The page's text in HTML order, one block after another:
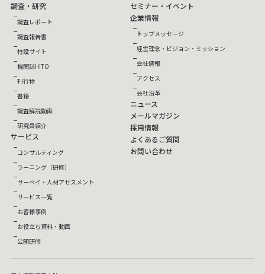
調査・研究
調査レポート
調査報告書
特設サイト
機関誌HITO
刊行物
書籍
調査解説動画
研究員紹介
サービス
コンサルティング
ラーニング（研修）
サーベイ・人材アセスメント
サービス一覧
お客様事例
お役立ち資料・動画
公開研修
セミナー・イベント
企業情報
トップメッセージ
経営理念・ビジョン・ミッション
会社情報
アクセス
会社沿革
ニュース
メールマガジン
採用情報
よくあるご質問
お問い合わせ